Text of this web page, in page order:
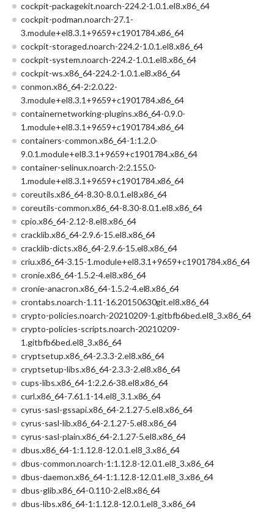
cockpit-packagekit.noarch-224.2-1.0.1.el8.x86_64
cockpit-podman.noarch-27.1-
3.module+el8.3.1+9659+c1901784.x86_64
cockpit-storaged.noarch-224.2-1.0.1.el8.x86_64
cockpit-system.noarch-224.2-1.0.1.el8.x86_64
cockpit-ws.x86_64-224.2-1.0.1.el8.x86_64
conmon.x86_64-2:2.0.22-
3.module+el8.3.1+9659+c1901784.x86_64
containernetworking-plugins.x86_64-0.9.0-
1.module+el8.3.1+9659+c1901784.x86_64
containers-common.x86_64-1:1.2.0-
9.0.1.module+el8.3.1+9659+c1901784.x86_64
container-selinux.noarch-2:2.155.0-
1.module+el8.3.1+9659+c1901784.x86_64
coreutils.x86_64-8.30-8.0.1.el8.x86_64
coreutils-common.x86_64-8.30-8.0.1.el8.x86_64
cpio.x86_64-2.12-8.el8.x86_64
cracklib.x86_64-2.9.6-15.el8.x86_64
cracklib-dicts.x86_64-2.9.6-15.el8.x86_64
criu.x86_64-3.15-1.module+el8.3.1+9659+c1901784.x86_64
cronie.x86_64-1.5.2-4.el8.x86_64
cronie-anacron.x86_64-1.5.2-4.el8.x86_64
crontabs.noarch-1.11-16.20150630git.el8.x86_64
crypto-policies.noarch-20210209-1.gitbfb6bed.el8_3.x86_64
crypto-policies-scripts.noarch-20210209-
1.gitbfb6bed.el8_3.x86_64
cryptsetup.x86_64-2.3.3-2.el8.x86_64
cryptsetup-libs.x86_64-2.3.3-2.el8.x86_64
cups-libs.x86_64-1:2.2.6-38.el8.x86_64
curl.x86_64-7.61.1-14.el8_3.1.x86_64
cyrus-sasl-gssapi.x86_64-2.1.27-5.el8.x86_64
cyrus-sasl-lib.x86_64-2.1.27-5.el8.x86_64
cyrus-sasl-plain.x86_64-2.1.27-5.el8.x86_64
dbus.x86_64-1:1.12.8-12.0.1.el8_3.x86_64
dbus-common.noarch-1:1.12.8-12.0.1.el8_3.x86_64
dbus-daemon.x86_64-1:1.12.8-12.0.1.el8_3.x86_64
dbus-glib.x86_64-0.110-2.el8.x86_64
dbus-libs.x86_64-1:1.12.8-12.0.1.el8_3.x86_64